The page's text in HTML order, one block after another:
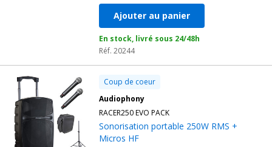
Ajouter au panier
En stock, livré sous 24/48h
Réf. 20244
Coup de coeur
Audiophony
RACER250 EVO PACK
Sonorisation portable 250W RMS +
Micros HF